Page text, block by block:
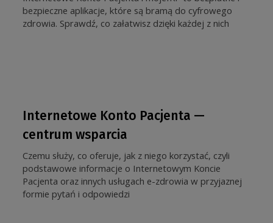
bezpieczne aplikacje, które są bramą do cyfrowego
zdrowia. Sprawdź, co załatwisz dzięki każdej z nich
Internetowe Konto Pacjenta —
centrum wsparcia
Czemu służy, co oferuje, jak z niego korzystać, czyli
podstawowe informacje o Internetowym Koncie
Pacjenta oraz innych usługach e-zdrowia w przyjaznej
formie pytań i odpowiedzi